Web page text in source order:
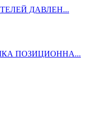
ДАВЛЕН...
ПОЗИЦИОННА...